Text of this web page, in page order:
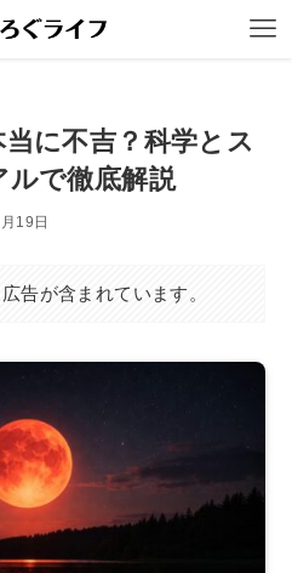
に不吉？科学とス
ルで徹底解説
19日
告が含まれています。